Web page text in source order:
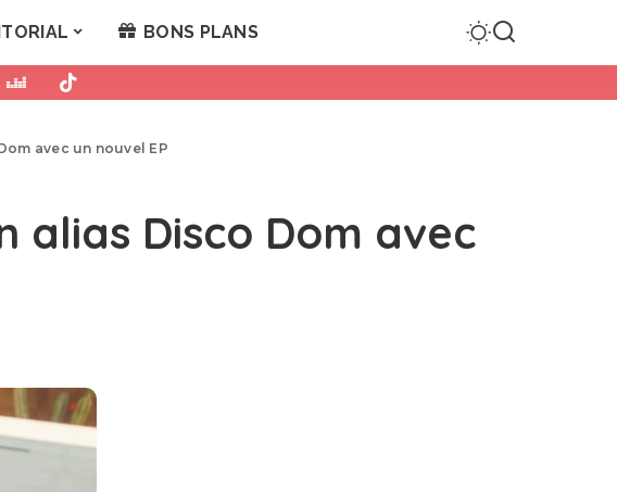
BONS PLANS
avec un nouvel EP
Disco Dom avec